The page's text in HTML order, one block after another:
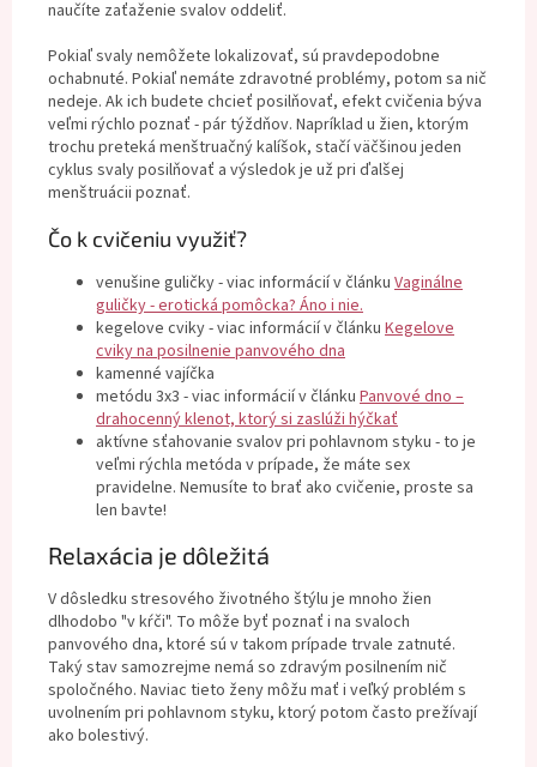
naučíte zaťaženie svalov oddeliť.
Pokiaľ svaly nemôžete lokalizovať, sú pravdepodobne
ochabnuté. Pokiaľ nemáte zdravotné problémy, potom sa nič
nedeje. Ak ich budete chcieť posilňovať, efekt cvičenia býva
veľmi rýchlo poznať - pár týždňov. Napríklad u žien, ktorým
trochu preteká menštruačný kalíšok, stačí väčšinou jeden
cyklus svaly posilňovať a výsledok je už pri ďalšej
menštruácii poznať.
Čo k cvičeniu využiť?
venušine guličky - viac informácií v článku Vaginálne
guličky - erotická pomôcka? Áno i nie.
kegelove cviky - viac informácií v článku Kegelove
cviky na posilnenie panvového dna
kamenné vajíčka
metódu 3x3 - viac informácií v článku Panvové dno –
drahocenný klenot, ktorý si zaslúži hýčkať
aktívne sťahovanie svalov pri pohlavnom styku - to je
veľmi rýchla metóda v prípade, že máte sex
pravidelne. Nemusíte to brať ako cvičenie, proste sa
len bavte!
Relaxácia je dôležitá
V dôsledku stresového životného štýlu je mnoho žien
dlhodobo "v kŕči". To môže byť poznať i na svaloch
panvového dna, ktoré sú v takom prípade trvale zatnuté.
Taký stav samozrejme nemá so zdravým posilnením nič
spoločného. Naviac tieto ženy môžu mať i veľký problém s
uvolnením pri pohlavnom styku, ktorý potom často prežívají
ako bolestivý.